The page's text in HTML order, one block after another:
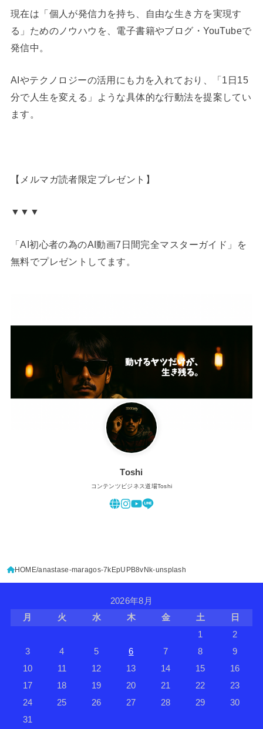
現在は「個人が発信力を持ち、自由な生き方を実現す
る」ためのノウハウを、電子書籍やブログ・YouTubeで
発信中。
AIやテクノロジーの活用にも力を入れており、「1日15
分で人生を変える」ような具体的な行動法を提案してい
ます。
【メルマガ読者限定プレゼント】
▼▼▼
「AI初心者の為のAI動画7日間完全マスターガイド」を
無料でプレゼントしてます。
Toshi
コンテンツビジネス道場Toshi
HOME anastase-maragos-7kEpUPB8vNk-unsplash
2026年8月
月
火 水 木 金 土
日
1
2
3
4 5 6 7 8
9
10
11 12 13 14 15
16
17
18 19 20 21 22
23
24
25 26 27 28 29
30
31